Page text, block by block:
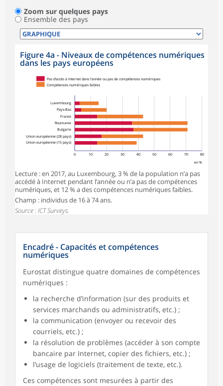
Zoom sur quelques pays
Ensemble des pays
Figure 4a - Niveaux de compétences numériques
dans les pays européens
0 10 20 30 40 50 60 70 80
en %
Luxembourg
Pays-Bas
France
Roumanie
Bulgarie
Union européenne (28 pays)
Union européenne (15 pays)
Pas d’accès à Internet dans l’année ou pas de compétences numériques
Compétences numériques faibles
Lecture : en 2017, au Luxembourg, 3 % de la population n’a pas
accédé à Internet pendant l’année ou n’a pas de compétences
numériques, et 12 % a des compétences numériques faibles.
Champ : individus de 16 à 74 ans.
Source : ICT Surveys.
Encadré - Capacités et compétences
numériques
Eurostat distingue quatre domaines de compétences
numériques :
la recherche d’information (sur des produits et
services marchands ou administratifs, etc.) ;
la communication (envoyer ou recevoir des
courriels, etc.) ;
la résolution de problèmes (accéder à son compte
bancaire par Internet, copier des fichiers, etc.) ;
l’usage de logiciels (traitement de texte, etc.).
Ces compétences sont mesurées à partir des